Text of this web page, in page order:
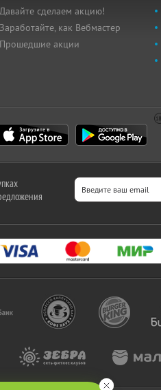
Давайте сделаем акцию!
Заработайте, как Вебмастер
Прошедшие акции